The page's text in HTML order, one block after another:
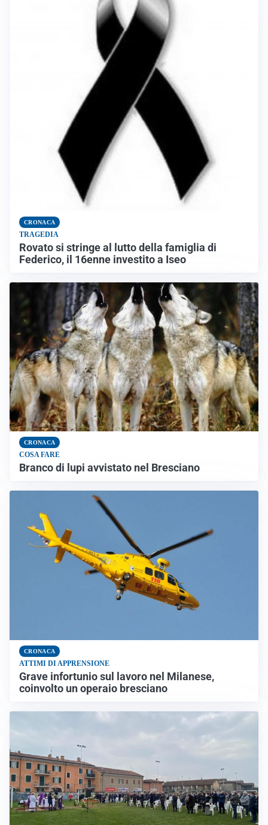
CRONACA
TRAGEDIA
Rovato si stringe al lutto della famiglia di
Federico, il 16enne investito a Iseo
CRONACA
COSA FARE
Branco di lupi avvistato nel Bresciano
CRONACA
ATTIMI DI APPRENSIONE
Grave infortunio sul lavoro nel Milanese,
coinvolto un operaio bresciano